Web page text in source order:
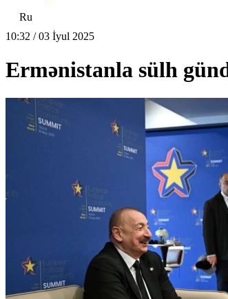
Ru
10:32 / 03 İyul 2025
Ermənistanla sülh